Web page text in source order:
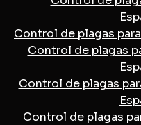
Control de plagas
Control de plagas
Control de plagas
Control de plagas